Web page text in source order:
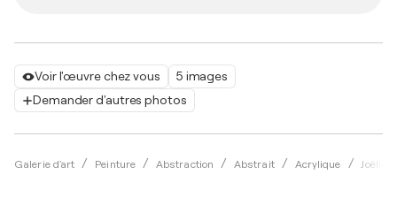
Voir l'œuvre chez vous
5 images
Demander d'autres photos
Galerie d'art Peinture Abstraction Abstrait Acrylique Joëlle